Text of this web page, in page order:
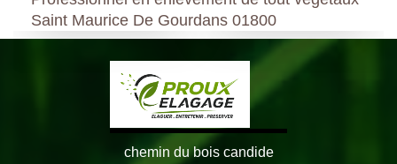
Saint Maurice De Gourdans 01800
chemin du bois candide